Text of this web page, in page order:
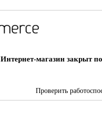
Интернет-магазин закрыт
Проверить